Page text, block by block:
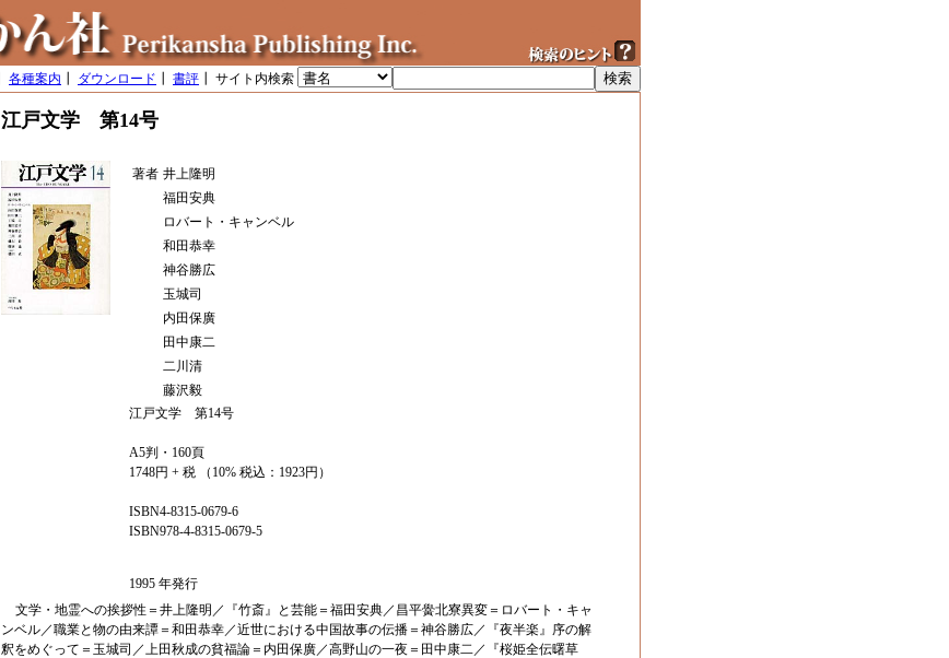
各種案内 ダウンロード 書評 ┃ サイト内検索
江戸文学 第14号
著者 井上隆明
福田安典
ロバート・キャンベル
和田恭幸
神谷勝広
玉城司
内田保廣
田中康二
二川清
藤沢毅
江戸文学 第14号
A5判・160頁
1748円 + 税 （10% 税込：1923円）
ISBN4-8315-0679-6
ISBN978-4-8315-0679-5
1995 年発行
文学・地霊への挨拶性＝井上隆明／『竹斎』と芸能＝福田安典／昌平黌北寮異変＝ロバート・キャ
ンベル／職業と物の由来譚＝和田恭幸／近世における中国故事の伝播＝神谷勝広／『夜半楽』序の解
釈をめぐって＝玉城司／上田秋成の貧福論＝内田保廣／高野山の一夜＝田中康二／『桜姫全伝曙草